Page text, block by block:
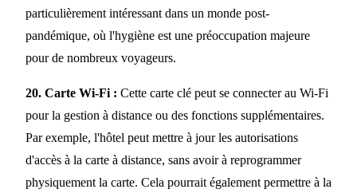
particulièrement intéressant dans un monde post-
pandémique, où l'hygiène est une préoccupation majeure
pour de nombreux voyageurs.
20. Carte Wi-Fi : Cette carte clé peut se connecter au Wi-Fi
pour la gestion à distance ou des fonctions supplémentaires.
Par exemple, l'hôtel peut mettre à jour les autorisations
d'accès à la carte à distance, sans avoir à reprogrammer
physiquement la carte. Cela pourrait également permettre à la